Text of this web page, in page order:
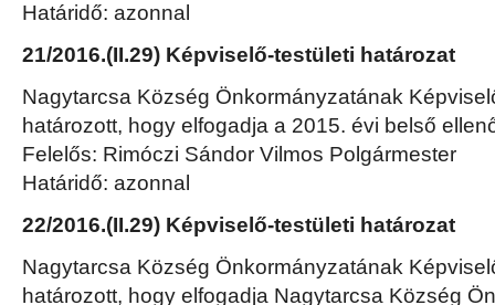
Határidő: azonnal
21/2016.(II.29) Képviselő-testületi határozat
Nagytarcsa Község Önkormányzatának
határozott, hogy elfogadja a 2015. évi belső
Felelős: Rimóczi Sándor Vilmos Polgármester
Határidő: azonnal
22/2016.(II.29) Képviselő-testületi határozat
Nagytarcsa Község Önkormányzatának
határozott, hogy elfogadja Nagytarcsa Község